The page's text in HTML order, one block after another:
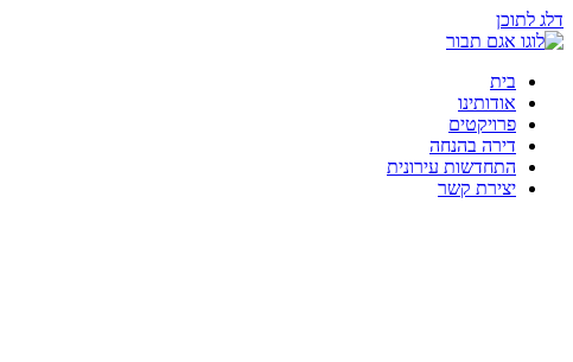
דלג לתוכן
בית
אודותינו
פרויקטים
דירה בהנחה
התחדשות עירונית
יצירת קשר